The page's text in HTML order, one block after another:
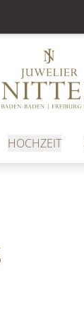
HOCHZEIT